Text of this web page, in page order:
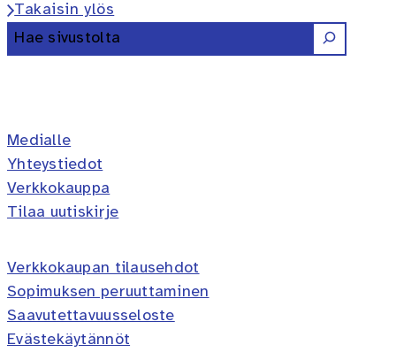
Takaisin ylös
Medialle
Yhteystiedot
Verkkokauppa
Tilaa uutiskirje
Verkkokaupan tilausehdot
Sopimuksen peruuttaminen
Saavutettavuusseloste
Evästekäytännöt
Etsi